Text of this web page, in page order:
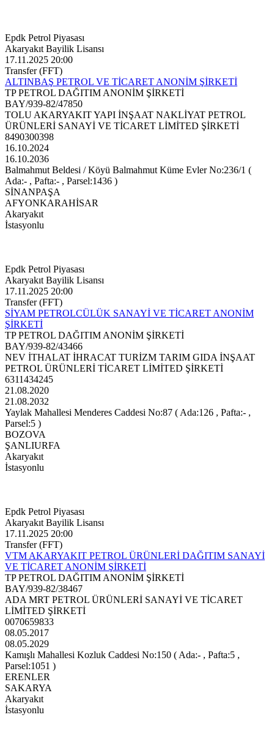
Epdk Petrol Piyasası
Akaryakıt Bayilik Lisansı
17.11.2025 20:00
Transfer (FFT)
ALTINBAŞ PETROL VE TİCARET ANONİM ŞİRKETİ
TP PETROL DAĞITIM ANONİM ŞİRKETİ
BAY/939-82/47850
TOLU AKARYAKIT YAPI İNŞAAT NAKLİYAT PETROL
ÜRÜNLERİ SANAYİ VE TİCARET LİMİTED ŞİRKETİ
8490300398
16.10.2024
16.10.2036
Balmahmut Beldesi / Köyü Balmahmut Küme Evler No:236/1 (
Ada:- , Pafta:- , Parsel:1436 )
SİNANPAŞA
AFYONKARAHİSAR
Akaryakıt
İstasyonlu
Epdk Petrol Piyasası
Akaryakıt Bayilik Lisansı
17.11.2025 20:00
Transfer (FFT)
SİYAM PETROLCÜLÜK SANAYİ VE TİCARET ANONİM
ŞİRKETİ
TP PETROL DAĞITIM ANONİM ŞİRKETİ
BAY/939-82/43466
NEV İTHALAT İHRACAT TURİZM TARIM GIDA İNŞAAT
PETROL ÜRÜNLERİ TİCARET LİMİTED ŞİRKETİ
6311434245
21.08.2020
21.08.2032
Yaylak Mahallesi Menderes Caddesi No:87 ( Ada:126 , Pafta:- ,
Parsel:5 )
BOZOVA
ŞANLIURFA
Akaryakıt
İstasyonlu
Epdk Petrol Piyasası
Akaryakıt Bayilik Lisansı
17.11.2025 20:00
Transfer (FFT)
VTM AKARYAKIT PETROL ÜRÜNLERİ DAĞITIM SANAYİ
VE TİCARET ANONİM ŞİRKETİ
TP PETROL DAĞITIM ANONİM ŞİRKETİ
BAY/939-82/38467
ADA MRT PETROL ÜRÜNLERİ SANAYİ VE TİCARET
LİMİTED ŞİRKETİ
0070659833
08.05.2017
08.05.2029
Kamışlı Mahallesi Kozluk Caddesi No:150 ( Ada:- , Pafta:5 ,
Parsel:1051 )
ERENLER
SAKARYA
Akaryakıt
İstasyonlu